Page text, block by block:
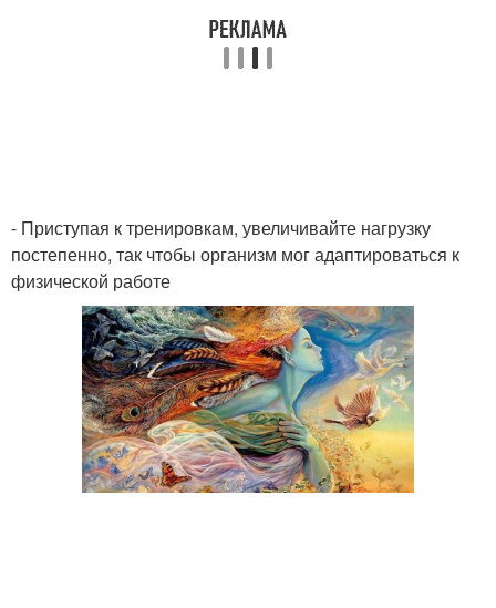
- Приступая к тренировкам, увеличивайте нагрузку
постепенно, так чтобы организм мог адаптироваться к
физической работе